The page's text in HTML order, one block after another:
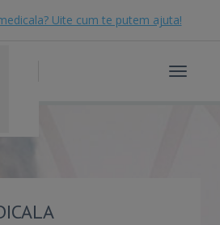
Uite cum te putem ajuta!
Toggle